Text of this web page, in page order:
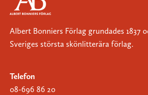
Albert Bonniers Förlag grundades 1837
Sveriges största skönlitterära förlag.
Telefon
08-696 86 20